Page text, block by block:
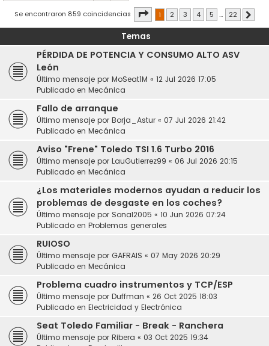
Se encontraron 859 coincidencias Página de 22
1 2 3 4 5 … 22
Temas
PÉRDIDA DE POTENCIA Y CONSUMO ALTO ASV
León
Último mensaje por MoSeat1M « 12 Jul 2026 17:05
Publicado en Mecánica
Fallo de arranque
Último mensaje por Borja_Astur « 07 Jul 2026 21:42
Publicado en Mecánica
Aviso "Frene" Toledo TSI 1.6 Turbo 2016
Último mensaje por LauGutierrez99 « 06 Jul 2026 20:15
Publicado en Mecánica
¿Los materiales modernos ayudan a reducir los
problemas de desgaste en los coches?
Último mensaje por Sonal2005 « 10 Jun 2026 07:24
Publicado en Problemas generales
RUIOSO
Último mensaje por GAFRAIS « 07 May 2026 20:29
Publicado en Mecánica
Problema cuadro instrumentos y TCP/ESP
Último mensaje por Duffman « 26 Oct 2025 18:03
Publicado en Electricidad y Electrónica
Seat Toledo Familiar - Break - Ranchera
Último mensaje por Ribera « 03 Oct 2025 19:34